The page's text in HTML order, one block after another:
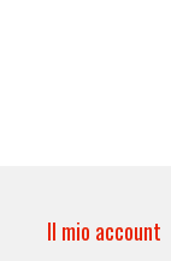
Il mio account